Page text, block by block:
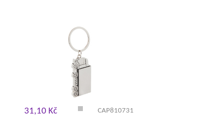
31,10 Kč CAP810731